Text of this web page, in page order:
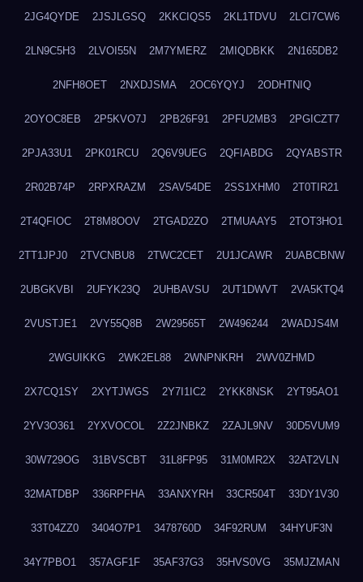
2JG4QYDE 2JSJLGSQ 2KKCIQS5 2KL1TDVU 2LCI7CW6
2LN9C5H3 2LVOI55N 2M7YMERZ 2MIQDBKK 2N165DB2
2NFH8OET 2NXDJSMA 2OC6YQYJ 2ODHTNIQ
2OYOC8EB 2P5KVO7J 2PB26F91 2PFU2MB3 2PGICZT7
2PJA33U1 2PK01RCU 2Q6V9UEG 2QFIABDG 2QYABSTR
2R02B74P 2RPXRAZM 2SAV54DE 2SS1XHM0 2T0TIR21
2T4QFIOC 2T8M8OOV 2TGAD2ZO 2TMUAAY5 2TOT3HO1
2TT1JPJ0 2TVCNBU8 2TWC2CET 2U1JCAWR 2UABCBNW
2UBGKVBI 2UFYK23Q 2UHBAVSU 2UT1DWVT 2VA5KTQ4
2VUSTJE1 2VY55Q8B 2W29565T 2W496244 2WADJS4M
2WGUIKKG 2WK2EL88 2WNPNKRH 2WV0ZHMD
2X7CQ1SY 2XYTJWGS 2Y7I1IC2 2YKK8NSK 2YT95AO1
2YV3O361 2YXVOCOL 2Z2JNBKZ 2ZAJL9NV 30D5VUM9
30W729OG 31BVSCBT 31L8FP95 31M0MR2X 32AT2VLN
32MATDBP 336RPFHA 33ANXYRH 33CR504T 33DY1V30
33T04ZZ0 3404O7P1 3478760D 34F92RUM 34HYUF3N
34Y7PBO1 357AGF1F 35AF37G3 35HVS0VG 35MJZMAN